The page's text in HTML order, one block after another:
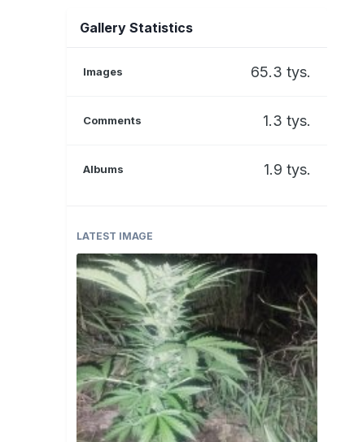
Gallery Statistics
Images 65.3 tys.
Comments 1.3 tys.
Albums 1.9 tys.
LATEST IMAGE